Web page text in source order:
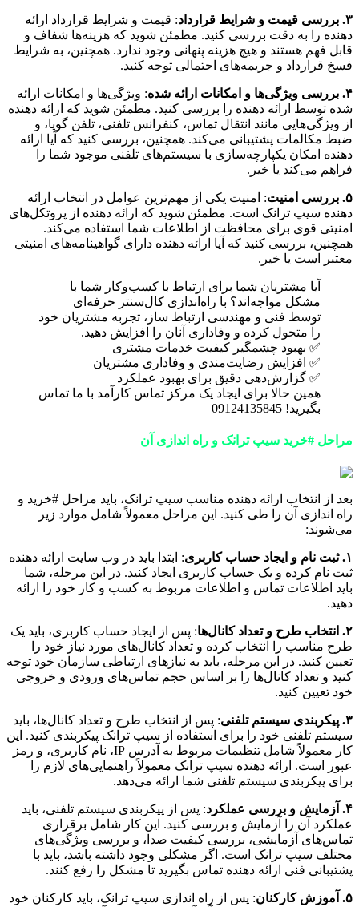
۳. بررسی قیمت و شرایط قرارداد
: قیمت و شرایط قرارداد ارائه
دهنده را به دقت بررسی کنید. مطمئن شوید که هزینه‌ها شفاف و
قابل فهم هستند و هیچ هزینه پنهانی وجود ندارد. همچنین، به شرایط
فسخ قرارداد و جریمه‌های احتمالی توجه کنید.
۴. بررسی ویژگی‌ها و امکانات ارائه شده
: ویژگی‌ها و امکانات ارائه
شده توسط ارائه دهنده را بررسی کنید. مطمئن شوید که ارائه دهنده
از ویژگی‌هایی مانند انتقال تماس، کنفرانس تلفنی، تلفن گویا، و
ضبط مکالمات پشتیبانی می‌کند. همچنین، بررسی کنید که آیا ارائه
دهنده امکان یکپارچه‌سازی با سیستم‌های تلفنی موجود شما را
فراهم می‌کند یا خیر.
۵. بررسی امنیت
: امنیت یکی از مهم‌ترین عوامل در انتخاب ارائه
دهنده سیپ ترانک است. مطمئن شوید که ارائه دهنده از پروتکل‌های
امنیتی قوی برای محافظت از اطلاعات شما استفاده می‌کند.
همچنین، بررسی کنید که آیا ارائه دهنده دارای گواهینامه‌های امنیتی
معتبر است یا خیر.
آیا مشتریان شما برای ارتباط با کسب‌وکار شما با
مشکل مواجه‌اند؟ با راه‌اندازی کال‌سنتر حرفه‌ای
توسط فنی و مهندسی ارتباط ساز، تجربه مشتریان خود
را متحول کرده و وفاداری آنان را افزایش دهید.
✅ بهبود چشمگیر کیفیت خدمات مشتری
✅ افزایش رضایت‌مندی و وفاداری مشتریان
✅ گزارش‌دهی دقیق برای بهبود عملکرد
همین حالا برای ایجاد یک مرکز تماس کارآمد با ما تماس
بگیرید! 09124135845
مراحل #خرید سیپ ترانک و راه اندازی آن
بعد از انتخاب ارائه دهنده مناسب سیپ ترانک، باید مراحل #خرید و
راه اندازی آن را طی کنید. این مراحل معمولاً شامل موارد زیر
می‌شوند:
۱. ثبت نام و ایجاد حساب کاربری
: ابتدا باید در وب سایت ارائه دهنده
ثبت نام کرده و یک حساب کاربری ایجاد کنید. در این مرحله، شما
باید اطلاعات تماس و اطلاعات مربوط به کسب و کار خود را ارائه
دهید.
۲. انتخاب طرح و تعداد کانال‌ها
: پس از ایجاد حساب کاربری، باید یک
طرح مناسب را انتخاب کرده و تعداد کانال‌های مورد نیاز خود را
تعیین کنید. در این مرحله، باید به نیازهای ارتباطی سازمان خود توجه
کنید و تعداد کانال‌ها را بر اساس حجم تماس‌های ورودی و خروجی
خود تعیین کنید.
۳. پیکربندی سیستم تلفنی
: پس از انتخاب طرح و تعداد کانال‌ها، باید
سیستم تلفنی خود را برای استفاده از سیپ ترانک پیکربندی کنید. این
کار معمولاً شامل تنظیمات مربوط به آدرس IP، نام کاربری، و رمز
عبور است. ارائه دهنده سیپ ترانک معمولاً راهنمایی‌های لازم را
برای پیکربندی سیستم تلفنی شما ارائه می‌دهد.
۴. آزمایش و بررسی عملکرد
: پس از پیکربندی سیستم تلفنی، باید
عملکرد آن را آزمایش و بررسی کنید. این کار شامل برقراری
تماس‌های آزمایشی، بررسی کیفیت صدا، و بررسی ویژگی‌های
مختلف سیپ ترانک است. اگر مشکلی وجود داشته باشد، باید با
پشتیبانی فنی ارائه دهنده تماس بگیرید تا مشکل را رفع کنند.
۵. آموزش کارکنان
: پس از راه اندازی سیپ ترانک، باید کارکنان خود